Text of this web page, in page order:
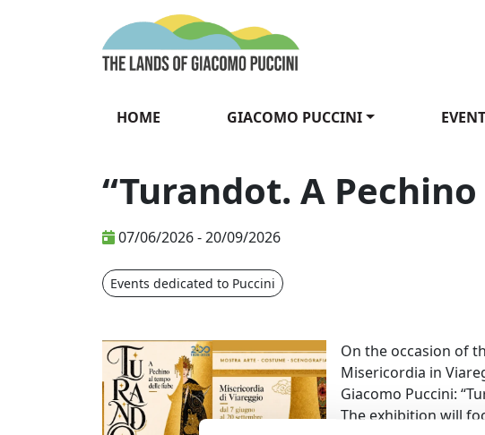
HOME GIACOMO PUCCINI
“Turandot. A
07/06/2026 - 20/09/2026
Events dedicated to Puccini
"Turandot. A Pechino
On the occasion of
Misericordia in
Giacomo Puccini:
The exhibition will